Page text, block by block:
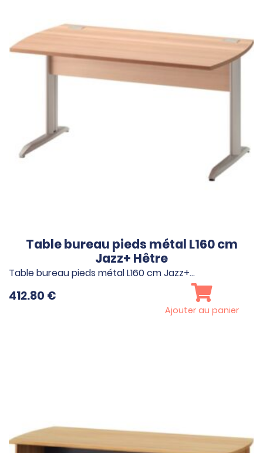
Table bureau pieds métal L160 cm
Jazz+ Hêtre
Table bureau pieds métal L160 cm Jazz+…
412.80 €
Ajouter au panier